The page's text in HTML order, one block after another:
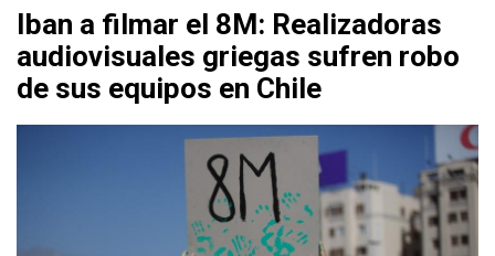
Iban a filmar el 8M: Realizadoras
audiovisuales griegas sufren robo
de sus equipos en Chile